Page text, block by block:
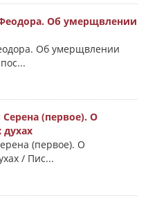
Об умерщвлении
Об умерщвлении
(первое). О
(первое). О
/ Пис...